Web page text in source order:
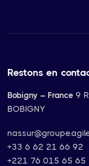
Restons en
Bobigny – France 9
BOBIGNY
+33 6 62 21 66 92
+221 76 015 65 65